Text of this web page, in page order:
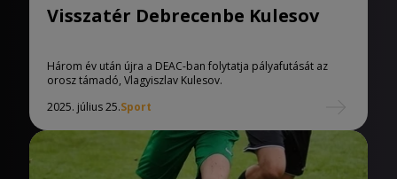
Visszatér Debrecenbe Kulesov
Három év után újra a DEAC-ban folytatja pályafutását az
orosz támadó, Vlagyiszlav Kulesov.
2025. július 25.Sport